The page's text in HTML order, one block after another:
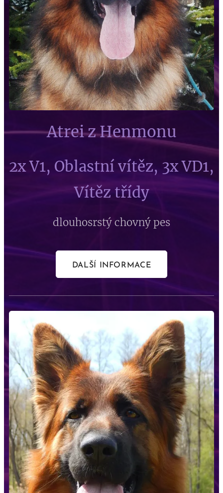
Atrei z Henmonu
2x V1, Oblastní vítěz, 3x VD1,
Vítěz třídy
dlouhosrstý chovný pes
DALŠÍ INFORMACE